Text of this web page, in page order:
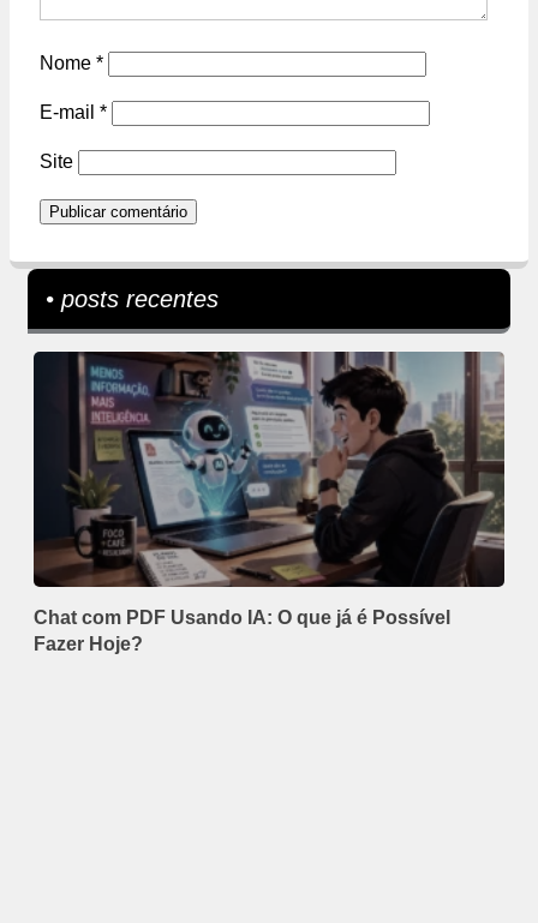
Nome *
E-mail *
Site
• posts recentes
Chat com PDF Usando IA: O que já é Possível
Fazer Hoje?